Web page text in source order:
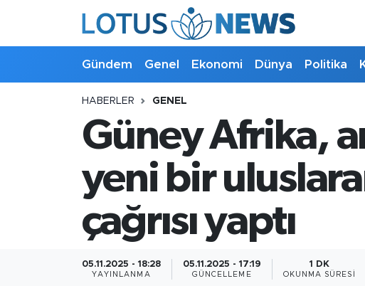
Gündem Genel Ekonomi Dünya Politika
HABERLER GENEL
Güney Afrika,
yeni bir
çağrısı yaptı
05.11.2025 - 18:28
YAYINLANMA
05.11.2025 - 17:19
GÜNCELLEME
1 DK
OKUNMA SÜRESI
Kültür - Sanat ve Tarih
Bilim ve Teknoloji